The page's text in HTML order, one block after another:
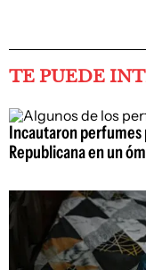
TE PUEDE
Incautaron perfumes
Republicana en un